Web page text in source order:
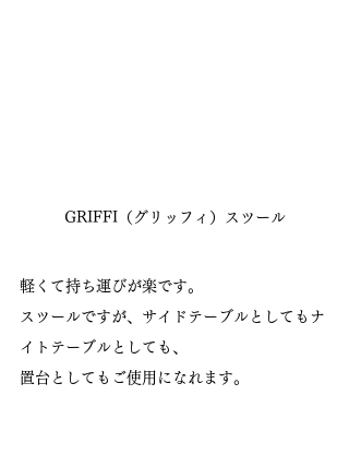
GRIFFI（グリッフィ）スツール
軽くて持ち運びが楽です。
スツールですが、サイドテーブルとしてもナ
イトテーブルとしても、
置台としてもご使用になれます。